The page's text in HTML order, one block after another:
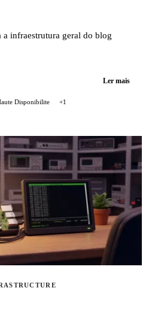
a infraestrutura geral do blog
Ler mais
Disponibilite +1